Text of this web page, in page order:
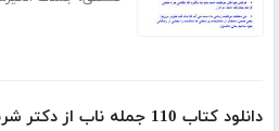
دانلود کتاب 110 جمله ناب از دکتر شریعتی